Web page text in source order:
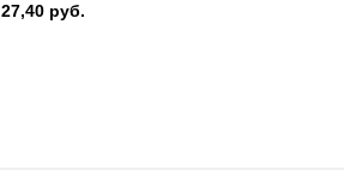
27,40 руб.